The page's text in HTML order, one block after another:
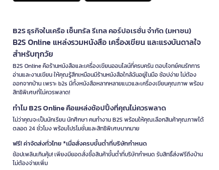
B2S ธุรกิจในเครือ เซ็นทรัล รีเทล คอร์ปอเรชั่น จำกัด (มหาชน)
B2S Online แหล่งรวมหนังสือ เครื่องเขียน และแรงบันดาลใจ
สำหรับทุกวัย
B2S Online คือร้านหนังสือและเครื่องเขียนออนไลน์ที่ครบครัน ตอบโจทย์คนรักการ
อ่านและงานเขียน ให้คุณรู้สึกเหมือนมีร้านหนังสือใกล้ฉันอยู่ในมือ ช้อปง่าย ไม่ต้อง
ออกจากบ้าน เพราะ b2s มีทั้งหนังสือหลากหลายแนวและเครื่องเขียนคุณภาพ พร้อม
สิทธิพิเศษที่ไม่ควรพลาด!
ทำไม B2S Online คือแหล่งช้อปปิ้งที่คุณไม่ควรพลาด
ไม่ว่าคุณจะเป็นนักเรียน นักศึกษา คนทำงาน B2S พร้อมให้คุณเลือกสินค้าคุณภาพได้
ตลอด 24 ชั่วโมง พร้อมโปรโมชั่นและสิทธิพิเศษมากมาย
ฟรี! ค่าจัดส่งทั่วไทย *เมื่อสั่งครบขั้นต่ำที่บริษัทกำหนด
ช้อปเพลินเกินคุ้ม! เพียงมียอดสั่งซื้อสินค้าขั้นต่ำที่บริษัทกำหนด รับสิทธิ์ส่งฟรีถึงบ้าน
ไม่ต้องจ่ายเพิ่ม